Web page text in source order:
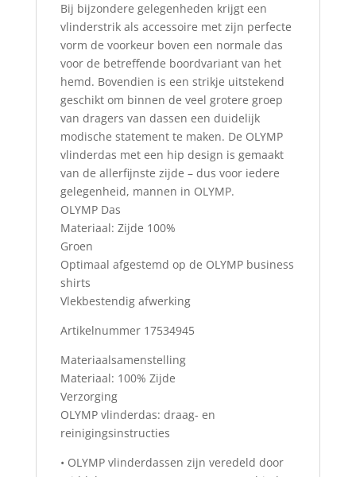
Bij bijzondere gelegenheden krijgt een
vlinderstrik als accessoire met zijn perfecte
vorm de voorkeur boven een normale das
voor de betreffende boordvariant van het
hemd. Bovendien is een strikje uitstekend
geschikt om binnen de veel grotere groep
van dragers van dassen een duidelijk
modische statement te maken. De OLYMP
vlinderdas met een hip design is gemaakt
van de allerfijnste zijde – dus voor iedere
gelegenheid, mannen in OLYMP.
OLYMP Das
Materiaal: Zijde 100%
Groen
Optimaal afgestemd op de OLYMP business
shirts
Vlekbestendig afwerking
Artikelnummer 17534945
Materiaalsamenstelling
Materiaal: 100% Zijde
Verzorging
OLYMP vlinderdas: draag- en
reinigingsinstructies
• OLYMP vlinderdassen zijn veredeld door